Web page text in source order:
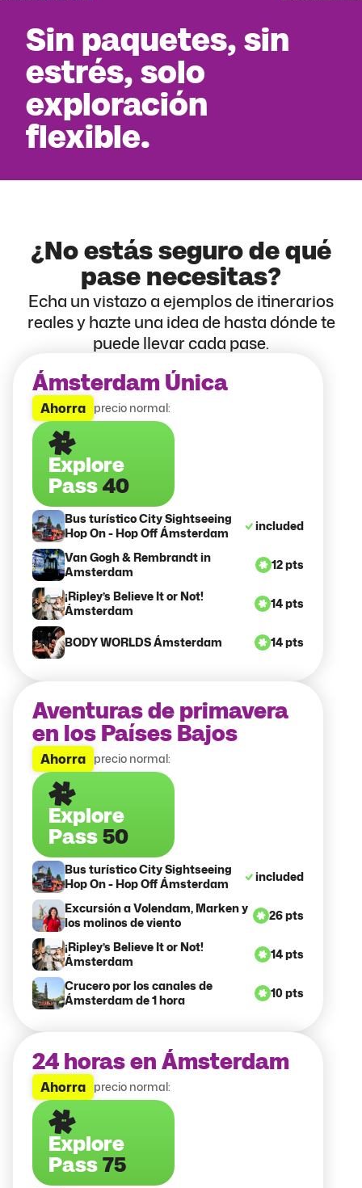
Sin paquetes, sin
estrés, solo
exploración
flexible.
¿No estás seguro de qué
pase necesitas?
Echa un vistazo a ejemplos de itinerarios
reales y hazte una idea de hasta dónde te
puede llevar cada pase.
Ámsterdam Única
Ahorra precio normal:
Explore
Pass 40
Bus turístico City Sightseeing
Hop On - Hop Off Ámsterdam
included
Van Gogh & Rembrandt in
Amsterdam
12 pts
¡Ripley’s Believe It or Not!
Ámsterdam
14 pts
BODY WORLDS Ámsterdam 14 pts
Aventuras de primavera
en los Países Bajos
Ahorra precio normal:
Explore
Pass 50
Bus turístico City Sightseeing
Hop On - Hop Off Ámsterdam
included
Excursión a Volendam, Marken y
los molinos de viento
26 pts
¡Ripley’s Believe It or Not!
Ámsterdam
14 pts
Crucero por los canales de
Ámsterdam de 1 hora
10 pts
24 horas en Ámsterdam
Ahorra precio normal:
Explore
Pass 75